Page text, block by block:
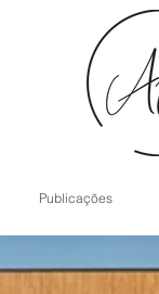
Publicações